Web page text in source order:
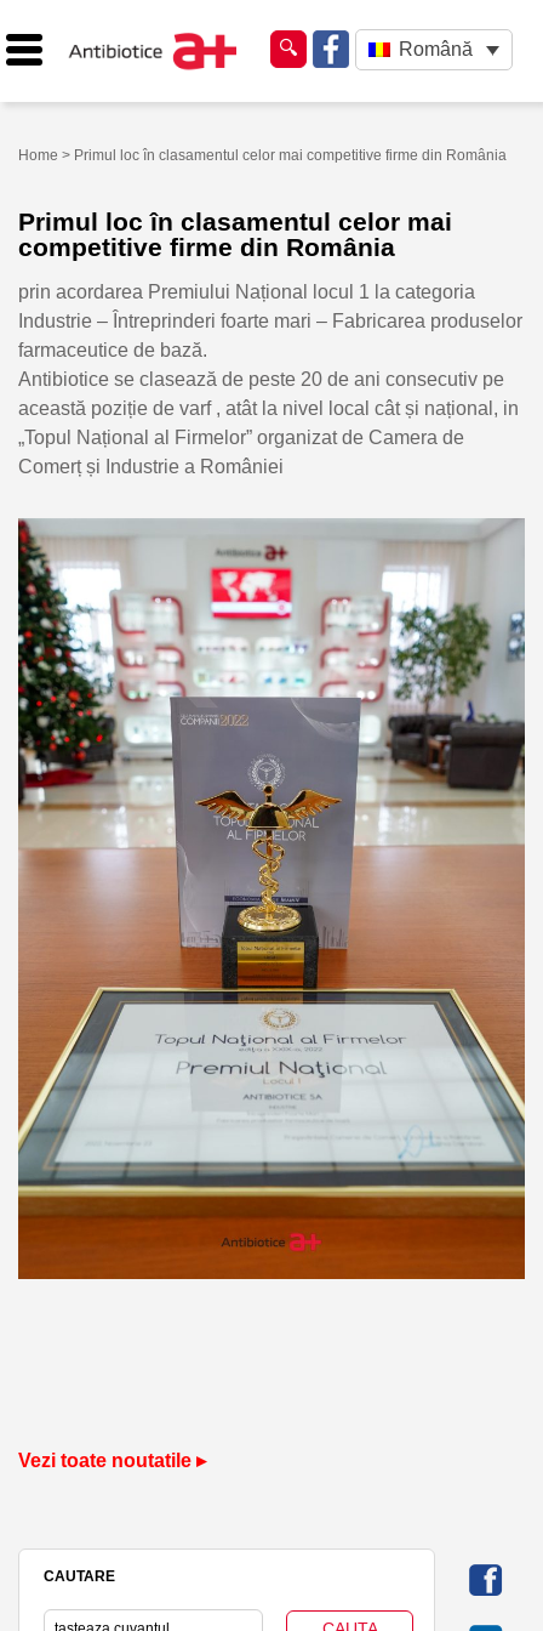
Română
Home > Primul loc în clasamentul celor mai competitive firme din România
Primul loc în clasamentul celor mai
competitive firme din România
prin acordarea Premiului Național locul 1 la categoria
Industrie – Întreprinderi foarte mari – Fabricarea produselor
farmaceutice de bază.
Antibiotice se clasează de peste 20 de ani consecutiv pe
această poziție de varf , atât la nivel local cât și național, in
„Topul Național al Firmelor” organizat de Camera de
Comerț și Industrie a României
Vezi toate noutatile ▸
CAUTARE